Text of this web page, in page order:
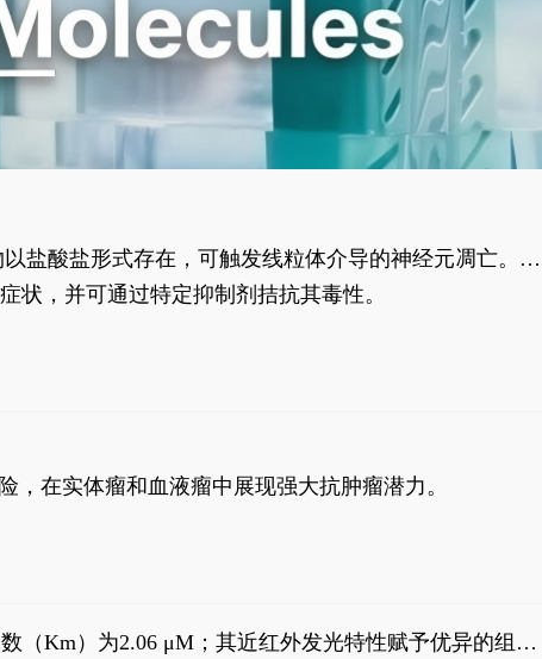
盐酸盐形式存在，可触发线粒体介导的神经元凋亡。其
行为表型。
状，并可通过特定抑制剂拮抗其毒性。
在实体瘤和血液瘤中展现强大抗肿瘤潜力。
（Km）为2.06 μM；其近红外发光特性赋予优异的组织